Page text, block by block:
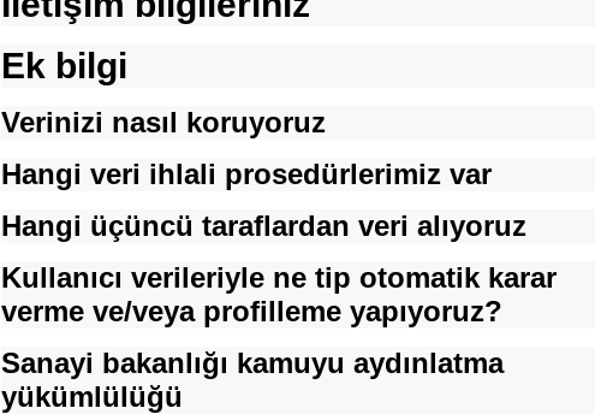
Ek bilgi
Verinizi nasıl koruyoruz
Hangi veri ihlali prosedürlerimiz var
Hangi üçüncü taraflardan veri alıyoruz
Kullanıcı verileriyle ne tip otomatik karar
verme ve/veya profilleme yapıyoruz?
Sanayi bakanlığı kamuyu aydınlatma
yükümlülüğü